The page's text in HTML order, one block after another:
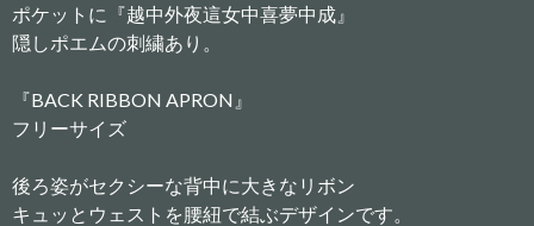
ポケットに『越中外夜這女中喜夢中成』
隠しポエムの刺繍あり。
『BACK RIBBON APRON』
フリーサイズ
後ろ姿がセクシーな背中に大きなリボン
キュッとウェストを腰紐で結ぶデザインです。